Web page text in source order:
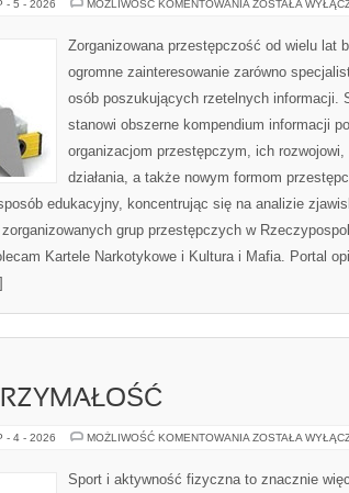
- 5 - 2026 MOŻLIWOŚĆ KOMENTOWANIA PODZIEMIE
ZOSTAŁA
Zorganizowana przestępczość od wielu lat
ogromne zainteresowanie zarówno
osób poszukujących rzetelnych informacji.
stanowi obszerne kompendium informacji
organizacjom przestępczym, ich rozwojowi,
działania, a także nowym formom
edukacyjny, koncentrując się na analizie
grup przestępczych w
Kartele Narkotykowe i Kultura i Mafia. Portal
- 4 - 2026 MOŻLIWOŚĆ KOMENTOWANIA KARDIO
ZOSTAŁA
Sport i aktywność fizyczna to znacznie